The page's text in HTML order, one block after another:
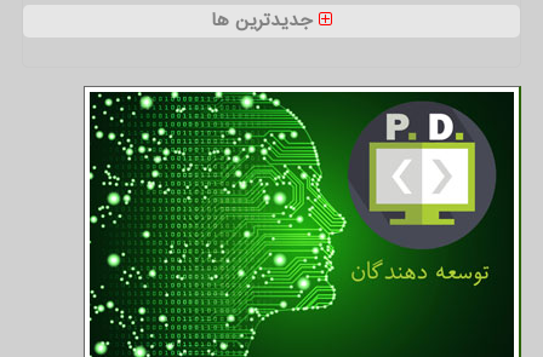
جدیدترین ها